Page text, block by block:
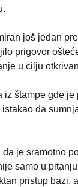
još jedan
prigovor
u cilju
štampe gde
da
je sramotno
samo u
pristup